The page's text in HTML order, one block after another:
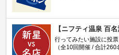
【ニフティ温泉 百名
行ってみたい施設に投
（全10回開催 / 合計260